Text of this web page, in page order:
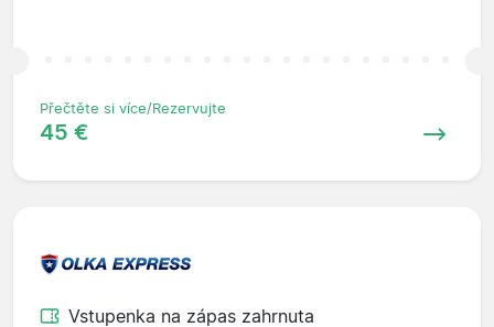
Přečtěte si více/Rezervujte
45 €
Vstupenka na zápas zahrnuta